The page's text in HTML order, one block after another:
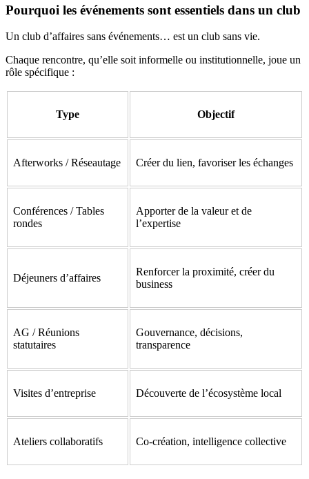
Pourquoi les événements sont essentiels dans un club
Un club d’affaires sans événements… est un club sans vie.
Chaque rencontre, qu’elle soit informelle ou institutionnelle, joue un
rôle spécifique :
Type Objectif
Afterworks / Réseautage Créer du lien, favoriser les échanges
Conférences / Tables
rondes
Apporter de la valeur et de
l’expertise
Déjeuners d’affaires
Renforcer la proximité, créer du
business
AG / Réunions
statutaires
Gouvernance, décisions,
transparence
Visites d’entreprise Découverte de l’écosystème local
Ateliers collaboratifs Co-création, intelligence collective